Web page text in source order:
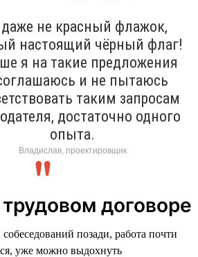
даже не красный флажок,
настоящий чёрный флаг!
я на такие предложения
и не пытаюсь
таким запросам
достаточно одного
опыта.
Владислав, проектировщик
договоре
позади, работа почти
уже можно выдохнуть